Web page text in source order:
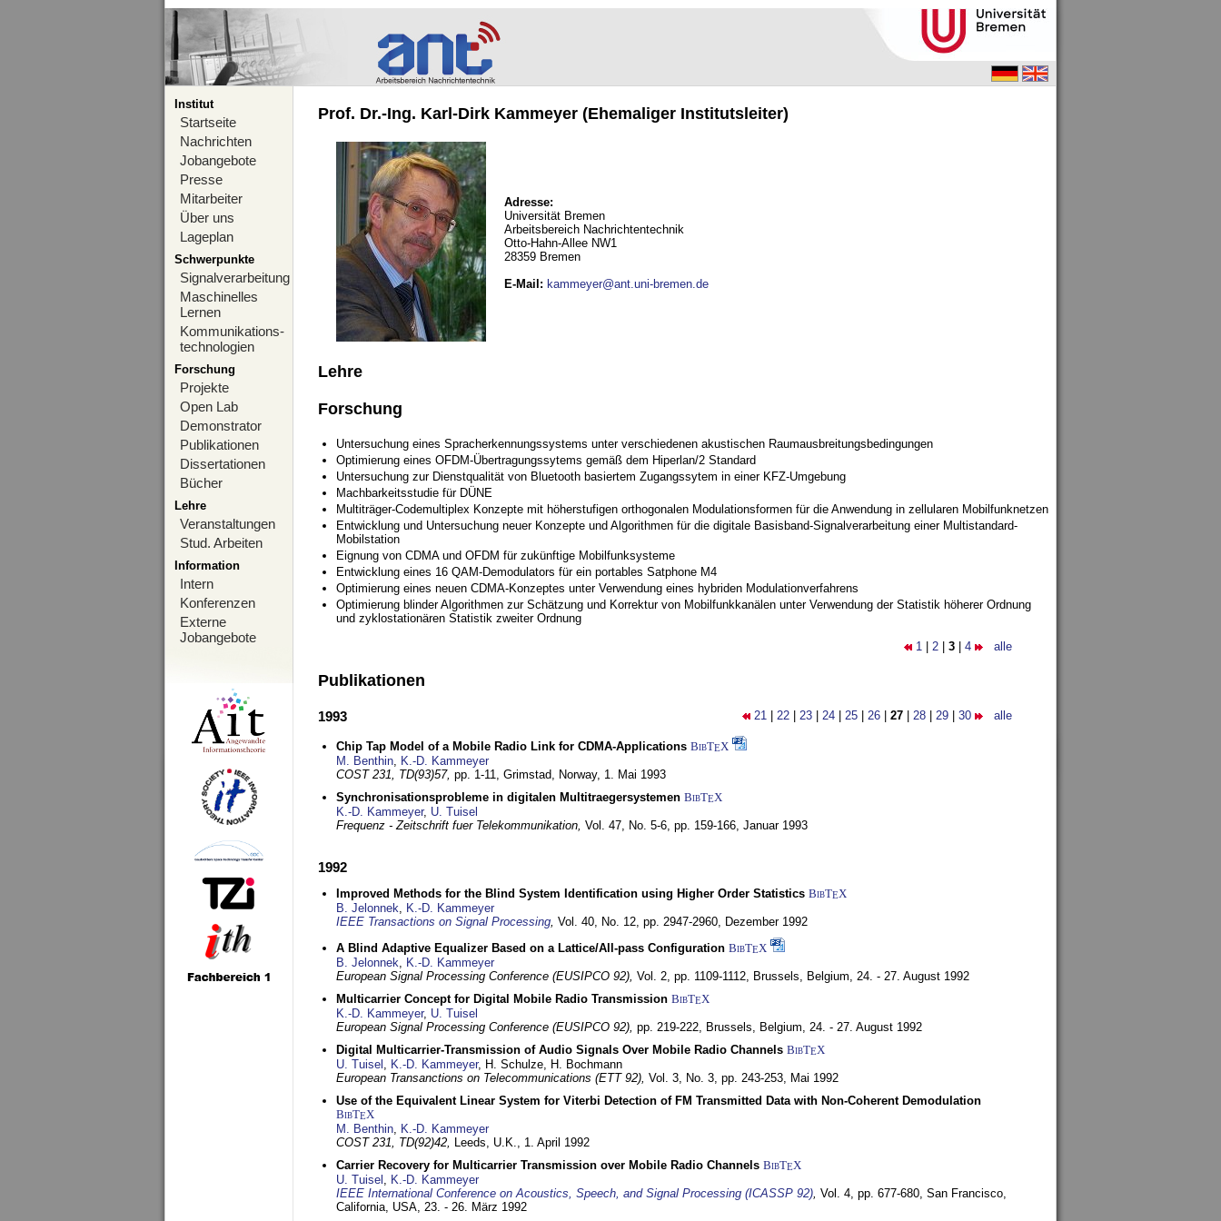
Institut
Startseite
Nachrichten
Jobangebote
Presse
Mitarbeiter
Über uns
Lageplan
Schwerpunkte
Signalverarbeitung
Maschinelles
Lernen
Kommunikations-
technologien
Forschung
Projekte
Open Lab
Demonstrator
Publikationen
Dissertationen
Bücher
Lehre
Veranstaltungen
Stud. Arbeiten
Information
Intern
Konferenzen
Externe
Jobangebote
Prof. Dr.-Ing. Karl-Dirk Kammeyer (Ehemaliger Institutsleiter)
Adresse:
Universität Bremen
Arbeitsbereich Nachrichtentechnik
Otto-Hahn-Allee NW1
28359 Bremen
E-Mail : kammeyer@ant.uni-bremen.de
Lehre
Forschung
Untersuchung eines Spracherkennungssystems unter verschiedenen akustischen Raumausbreitungsbedingungen
Optimierung eines OFDM-Übertragungssytems gemäß dem Hiperlan/2 Standard
Untersuchung zur Dienstqualität von Bluetooth basiertem Zugangssytem in einer KFZ-Umgebung
Machbarkeitsstudie für DÜNE
Multiträger-Codemultiplex Konzepte mit höherstufigen orthogonalen Modulationsformen für die Anwendung in zellularen Mobilfunknetzen
Entwicklung und Untersuchung neuer Konzepte und Algorithmen für die digitale Basisband-Signalverarbeitung einer Multistandard-
Mobilstation
Eignung von CDMA und OFDM für zukünftige Mobilfunksysteme
Entwicklung eines 16 QAM-Demodulators für ein portables Satphone M4
Optimierung eines neuen CDMA-Konzeptes unter Verwendung eines hybriden Modulationverfahrens
Optimierung blinder Algorithmen zur Schätzung und Korrektur von Mobilfunkkanälen unter Verwendung der Statistik höherer Ordnung
und zyklostationären Statistik zweiter Ordnung
1 2 3 4 alle
Publikationen
21 22 23 24 25 26 27 28 29 30 alle
1993
Chip Tap Model of a Mobile Radio Link for CDMA-Applications BibTEX
M. Benthin, K.-D. Kammeyer
COST 231, TD(93)57, pp. 1-11, Grimstad, Norway, 1. Mai 1993
Synchronisationsprobleme in digitalen Multitraegersystemen BibTEX
K.-D. Kammeyer, U. Tuisel
Frequenz - Zeitschrift fuer Telekommunikation, Vol. 47, No. 5-6, pp. 159-166, Januar 1993
1992
Improved Methods for the Blind System Identification using Higher Order Statistics BibTEX
B. Jelonnek, K.-D. Kammeyer
IEEE Transactions on Signal Processing, Vol. 40, No. 12, pp. 2947-2960, Dezember 1992
A Blind Adaptive Equalizer Based on a Lattice/All-pass Configuration BibTEX
B. Jelonnek, K.-D. Kammeyer
European Signal Processing Conference (EUSIPCO 92), Vol. 2, pp. 1109-1112, Brussels, Belgium, 24. - 27. August 1992
Multicarrier Concept for Digital Mobile Radio Transmission BibTEX
K.-D. Kammeyer, U. Tuisel
European Signal Processing Conference (EUSIPCO 92), pp. 219-222, Brussels, Belgium, 24. - 27. August 1992
Digital Multicarrier-Transmission of Audio Signals Over Mobile Radio Channels BibTEX
U. Tuisel , K.-D. Kammeyer, H. Schulze, H. Bochmann
European Transanctions on Telecommunications (ETT 92), Vol. 3, No. 3, pp. 243-253, Mai 1992
Use of the Equivalent Linear System for Viterbi Detection of FM Transmitted Data with Non-Coherent Demodulation
BibTEX
M. Benthin, K.-D. Kammeyer
COST 231, TD(92)42, Leeds, U.K., 1. April 1992
Carrier Recovery for Multicarrier Transmission over Mobile Radio Channels BibTEX
U. Tuisel , K.-D. Kammeyer
IEEE International Conference on Acoustics, Speech, and Signal Processing (ICASSP 92), Vol. 4, pp. 677-680, San Francisco,
California, USA, 23. - 26. März 1992